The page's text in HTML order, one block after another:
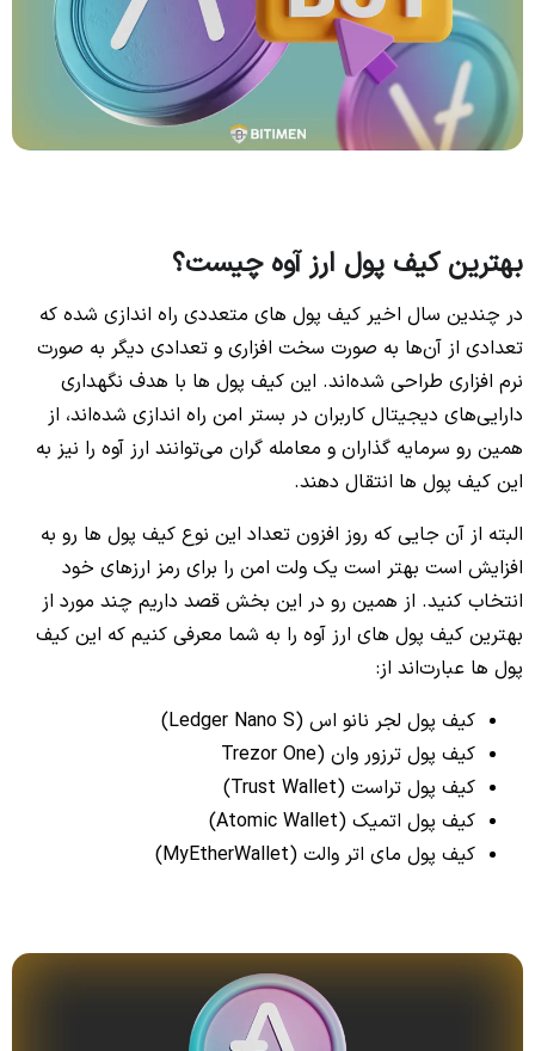
بهترین کیف پول ارز آوه چیست؟
در چندین سال اخیر کیف پول های متعددی راه اندازی شده که
تعدادی از آن‌ها به صورت سخت افزاری و تعدادی دیگر به صورت
نرم افزاری طراحی شده‌اند. این کیف پول ها با هدف نگهداری
دارایی‌های دیجیتال کاربران در بستر امن راه اندازی شده‌اند، از
همین رو سرمایه گذاران و معامله گران می‌توانند ارز آوه را نیز به
این کیف پول ها انتقال دهند.
البته از آن جایی که روز افزون تعداد این نوع کیف پول ها رو به
افزایش است بهتر است یک ولت امن را برای رمز ارزهای خود
انتخاب کنید. از همین رو در این بخش قصد داریم چند مورد از
بهترین کیف پول های ارز آوه را به شما معرفی کنیم که این کیف
پول ها عبارت‌اند از:
کیف پول لجر نانو اس (Ledger Nano S)
کیف پول ترزور وان (Trezor One
کیف پول تراست (Trust Wallet)
کیف پول اتمیک (Atomic Wallet)
کیف پول مای اتر والت (MyEtherWallet)